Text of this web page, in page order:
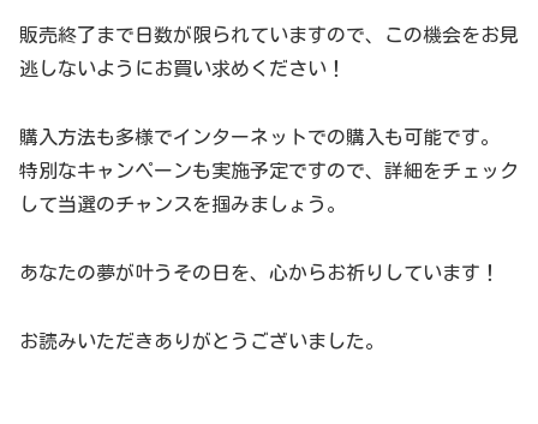
販売終了まで日数が限られていますので、この機会をお見
逃しないようにお買い求めください！
購入方法も多様でインターネットでの購入も可能です。
特別なキャンペーンも実施予定ですので、詳細をチェック
して当選のチャンスを掴みましょう。
あなたの夢が叶うその日を、心からお祈りしています！
お読みいただきありがとうございました。